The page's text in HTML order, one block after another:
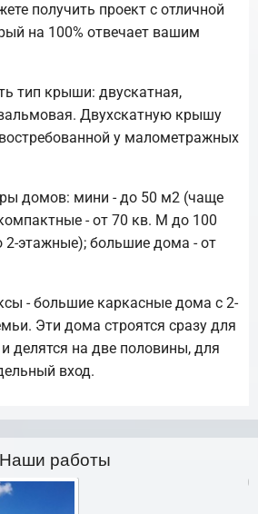
получить проект с отличной
на 100% отвечает вашим
тип крыши: двускатная,
Двухскатную крышу
у малометражных
домов: мини - до 50 м2 (чаще
- от 70 кв. М до 100
2-этажные); большие дома - от
- большие каркасные дома с 2-
Эти дома строятся сразу для
делятся на две половины, для
вход.
Наши работы